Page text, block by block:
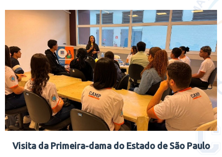
Visita da Primeira-dama do Estado de São Paulo